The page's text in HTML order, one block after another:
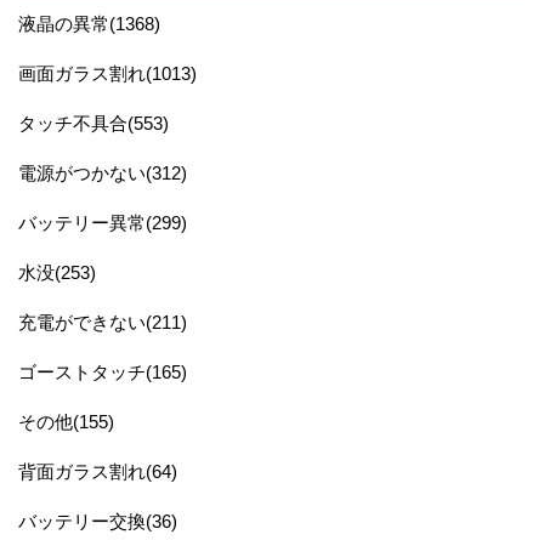
液晶の異常(1368)
画面ガラス割れ(1013)
タッチ不具合(553)
電源がつかない(312)
バッテリー異常(299)
水没(253)
充電ができない(211)
ゴーストタッチ(165)
その他(155)
背面ガラス割れ(64)
バッテリー交換(36)